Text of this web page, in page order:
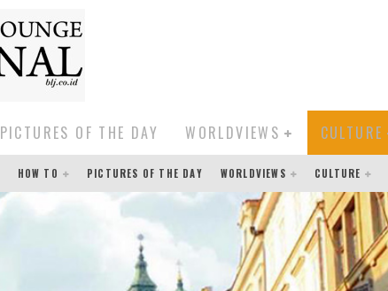
PICTURES OF THE DAY WORLDVIEWS CULTURE
HOW TO PICTURES OF THE DAY WORLDVIEWS CULTURE